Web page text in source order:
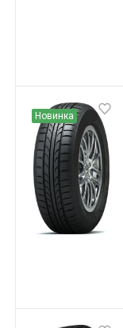
Новинка